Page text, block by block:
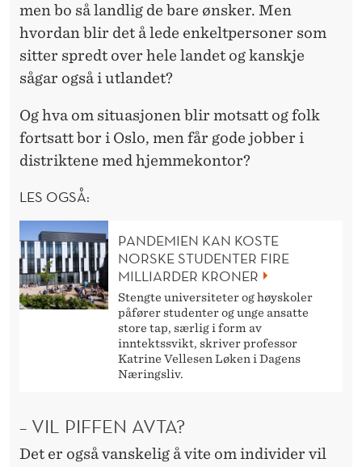
men bo så landlig de bare ønsker. Men
hvordan blir det å lede enkeltpersoner som
sitter spredt over hele landet og kanskje
sågar også i utlandet?
Og hva om situasjonen blir motsatt og folk
fortsatt bor i Oslo, men får gode jobber i
distriktene med hjemmekontor?
LES OGSÅ:
PANDEMIEN KAN KOSTE
NORSKE STUDENTER FIRE
MILLIARDER KRONER
Stengte universiteter og høyskoler
påfører studenter og unge ansatte
store tap, særlig i form av
inntektssvikt, skriver professor
Katrine Vellesen Løken i Dagens
Næringsliv.
– VIL PIFFEN AVTA?
Det er også vanskelig å vite om individer vil